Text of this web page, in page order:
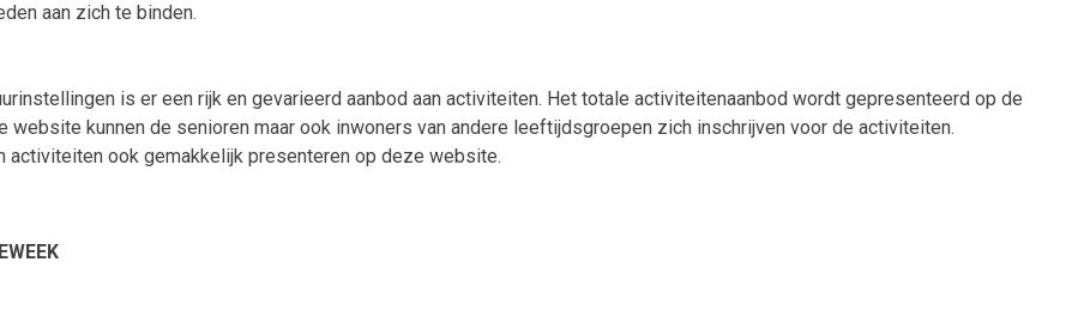
aan zich te binden.
is er een rijk en gevarieerd aanbod aan activiteiten. Het totale activiteitenaanbod wordt gepresenteerd op de
website kunnen de senioren maar ook inwoners van andere leeftijdsgroepen zich inschrijven voor de activiteiten.
activiteiten ook gemakkelijk presenteren op deze website.